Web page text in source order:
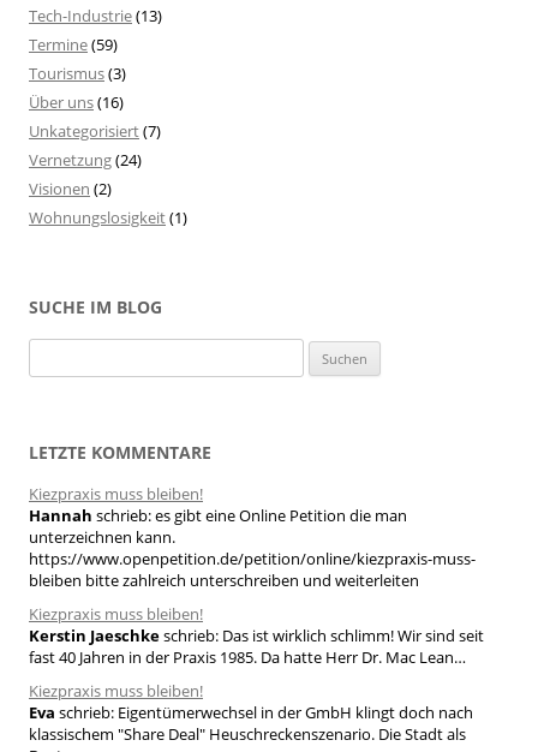
Tech-Industrie(13)
Termine(59)
Tourismus(3)
Über uns(16)
Unkategorisiert(7)
Vernetzung(24)
Visionen (2)
Wohnungslosigkeit(1)
SUCHE IM BLOG
u
n
n
a
c
h
:
LETZTE KOMMENTARE
Kiezpraxis muss bleiben!
Hannah schrieb:es gibt eine Online Petition die man
unterzeichnen kann.
https://www.openpetition.de/petition/online/kiezpraxis-muss-
bleiben bitte zahlreich unterschreiben und weiterleiten
Kiezpraxis muss bleiben!
Kerstin Jaeschkeschrieb: Das ist wirklich schlimm! Wir sind seit
fast 40 Jahren in der Praxis 1985. Da hatte Herr Dr. Mac Lean…
Kiezpraxis muss bleiben!
Eva schrieb: Eigentümerwechsel in der GmbH klingt doch nach
klassischem "Share Deal" Heuschreckenszenario. Die Stadt als